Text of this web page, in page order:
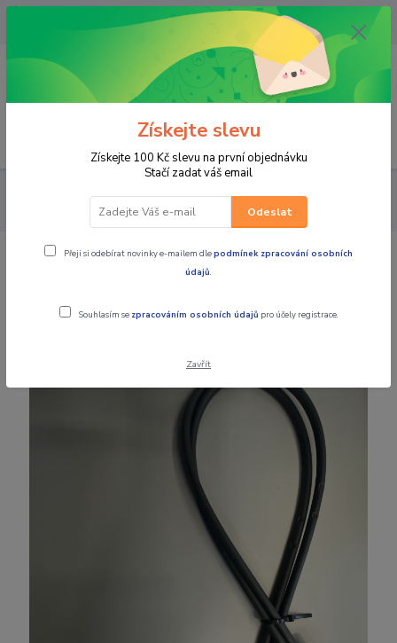
OPAVA 733537099/HLUČÍN
734541648/OLOMOUC 734593593
0,00 CZK
PRO STROJE NÁHRADNÍ DÍLY MX MOTORKY
LANKA A
Lanko plynu BETA ALP 125 2915187000
Lanko plynu BETA ALP 125
Získejte slevu
Získejte 100 Kč slevu na první objednávku
Stačí zadat váš email
Odeslat
Přeji si odebírat novinky e-mailem dlepodmínek zpracování osobních
údajů.
Souhlasím se zpracováním osobních údajů pro účely registrace.
Zavřít